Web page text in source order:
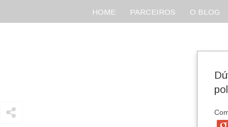
HOME PARCEIROS O BLOG